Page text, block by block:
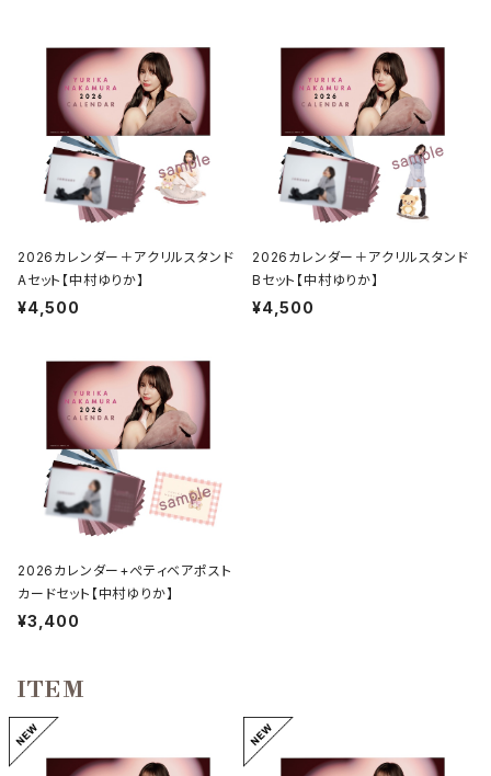
2026カレンダー＋アクリルスタンド
Aセット【中村ゆりか】
¥4,500
2026カレンダー＋アクリルスタンド
Bセット【中村ゆりか】
¥4,500
2026カレンダー+ぺティベアポスト
カードセット【中村ゆりか】
¥3,400
ITEM